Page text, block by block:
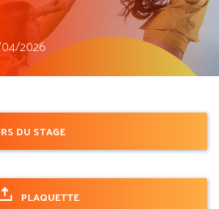
2026
DU STAGE
PLAQUETTE